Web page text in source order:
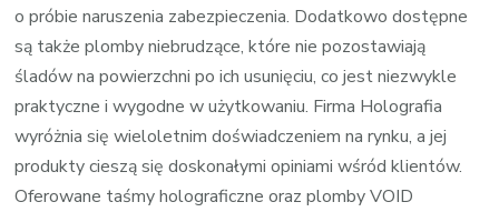
o próbie naruszenia zabezpieczenia. Dodatkowo dostępne
są także plomby niebrudzące, które nie pozostawiają
śladów na powierzchni po ich usunięciu, co jest niezwykle
praktyczne i wygodne w użytkowaniu. Firma Holografia
wyróżnia się wieloletnim doświadczeniem na rynku, a jej
produkty cieszą się doskonałymi opiniami wśród klientów.
Oferowane taśmy holograficzne oraz plomby VOID